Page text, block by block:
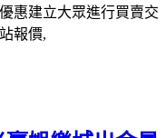
惠建立大眾進行買賣交
報價,